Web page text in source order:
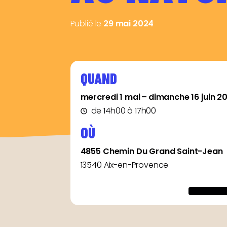
Publié le 29 mai 2024
QUAND
mercredi 1 mai – dimanche 16 juin
de 14h00 à 17h00
OÙ
4855 Chemin Du Grand Saint-Jean
13540 Aix-en-Provence